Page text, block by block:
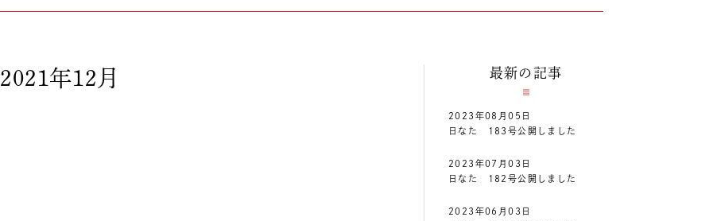
2021年12月 最新の記事
2023年08月05日
日なた 183号公開しました
2023年07月03日
日なた 182号公開しました
2023年06月03日